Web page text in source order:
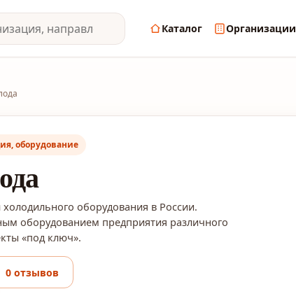
Каталог Организации
оборудование
оборудования в России.
оборудованием предприятия различного
«под ключ».
0 отзывов